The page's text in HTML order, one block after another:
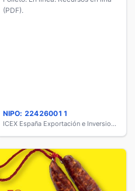
(PDF).
NIPO: 224260011
ICEX España Exportación e Inversiones